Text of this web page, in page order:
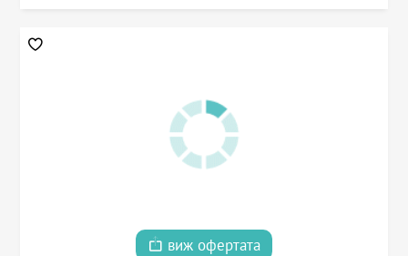
виж офертата